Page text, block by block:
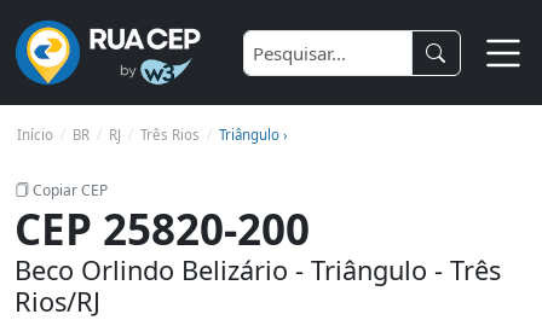
Início BR RJ Três Rios Triângulo ›
Copiar CEP
CEP 25820-200
Beco Orlindo Belizário - Triângulo - Três
Rios/RJ